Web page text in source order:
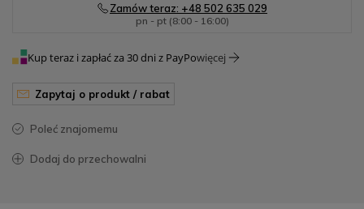
Zamów teraz: +48 502 635 029
pn - pt (8:00 - 16:00)
Kup teraz i zapłać za 30 dni z PayPowięcej
zapytaj o produkt / rabat
poleć znajomemu
dodaj do przechowalni